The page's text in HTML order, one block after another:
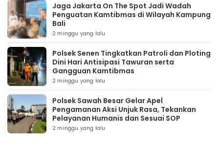
Jaga Jakarta On The Spot Jadi Wadah
Penguatan Kamtibmas di Wilayah Kampung
Bali
2 minggu yang lalu
Polsek Senen Tingkatkan Patroli dan Ploting
Dini Hari Antisipasi Tawuran serta
Gangguan Kamtibmas
2 minggu yang lalu
Polsek Sawah Besar Gelar Apel
Pengamanan Aksi Unjuk Rasa, Tekankan
Pelayanan Humanis dan Sesuai SOP
2 minggu yang lalu